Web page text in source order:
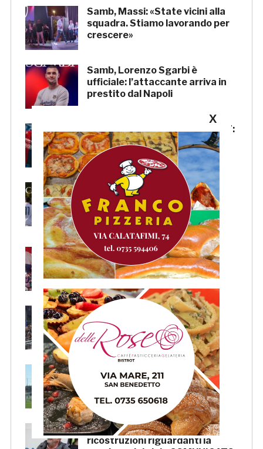
Samb, Massi: «State vicini alla
squadra. Stiamo lavorando per
crescere»
Samb, Lorenzo Sgarbi è
ufficiale: l’attaccante arriva in
prestito dal Napoli
Samb, la maglia Home 2026/27:
«Il sale sulla pelle, l’ardore negli
occhi»
Primavera 4, il calendario della
Samb: Folgore Caratese
all’esordio, prima trasferta a
Forlì
Samb, su il sipario: stasera la
presentazione della squadra in
piazza Giorgini
Pescara-Samb, l’Osservatorio
rimanda la decisione al CASMS:
possibile divieto
Samb, ripresi gli allenamenti:
doppia seduta al Ciarrocchi. A
La Samb smentisce notizie e
ricostruzioni riguardanti la
X